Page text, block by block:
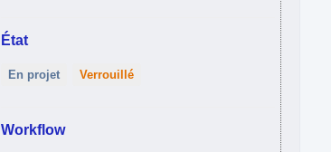
État
En projet Verrouillé
Workflow